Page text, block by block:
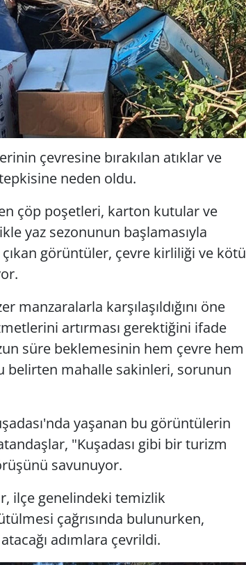
çevresine bırakılan atıklar ve
neden oldu.
çöp poşetleri, karton kutular ve
yaz sezonunun başlamasıyla
görüntüler, çevre kirliliği ve kötü
karşılaşıldığını öne
artırması gerektiğini ifade
süre beklemesinin hem çevre hem
belirten mahalle sakinleri, sorunun
yaşanan bu görüntülerin
"Kuşadası gibi bir turizm
savunuyor.
ilçe genelindeki temizlik
çağrısında bulunurken,
adımlara çevrildi.